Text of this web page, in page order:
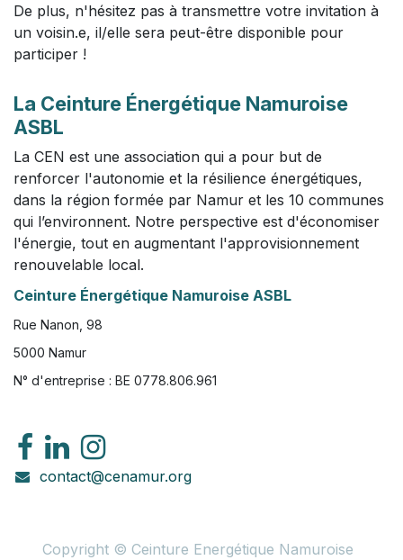
De plus, n'hésitez pas à transmettre votre invitation à
un voisin.e, il/elle sera peut-être disponible pour
participer !
La Ceinture Énergétique Namuroise
ASBL
La CEN est une association qui a pour but de
renforcer l'autonomie et la résilience énergétiques,
dans la région formée par Namur et les 10 communes
qui l’environnent. Notre perspective est d'économiser
l'énergie, tout en augmentant l'approvisionnement
renouvelable local.
Ceinture Énergétique Namuroise ASBL
Rue Nanon, 98
5000 Namur
N° d'entreprise : BE 0778.806.961
contact@cenamur.org
Copyright © Ceinture Energétique Namuroise